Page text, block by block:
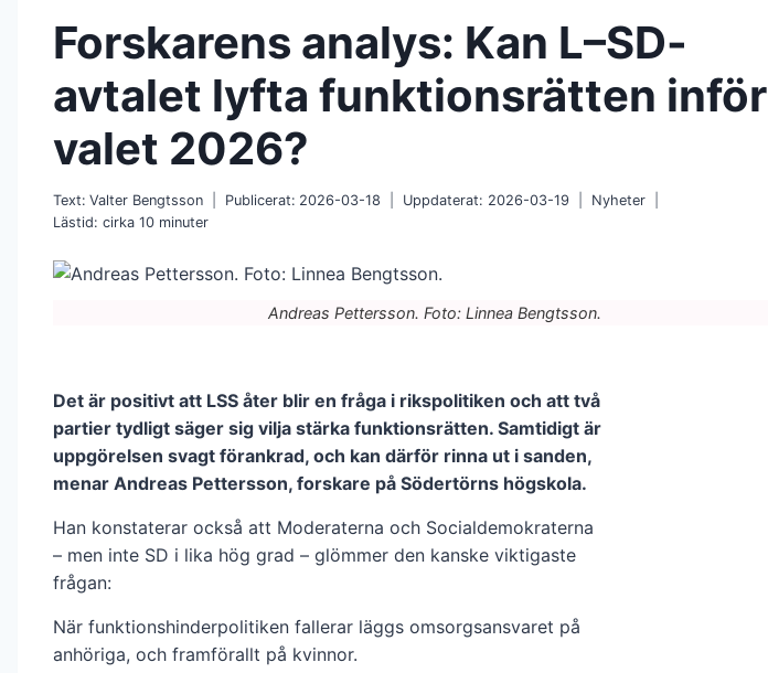
Forskarens analys: Kan L–SD-
avtalet lyfta funktionsrätten inför
valet 2026?
Text: Valter Bengtsson Publicerat: 2026-03-18 Uppdaterat: 2026-03-19
Nyheter
Lästid: cirka 10 minuter
Andreas Pettersson. Foto: Linnea Bengtsson.
Det är positivt att LSS åter blir en fråga i rikspolitiken och att två
partier tydligt säger sig vilja stärka funktionsrätten. Samtidigt är
uppgörelsen svagt förankrad, och kan därför rinna ut i sanden,
menar Andreas Pettersson, forskare på Södertörns högskola.
Han konstaterar också att Moderaterna och Socialdemokraterna
– men inte SD i lika hög grad – glömmer den kanske viktigaste
frågan:
När funktionshinderpolitiken fallerar läggs omsorgsansvaret på
anhöriga, och framförallt på kvinnor.